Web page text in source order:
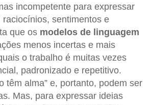
incompetente para expressar
raciocínios, sentimentos e
que os modelos de linguagem
menos incertas e mais
o trabalho é muitas vezes
padronizado e repetitivo.
têm alma” e, portanto, podem ser
Mas, para expressar ideias